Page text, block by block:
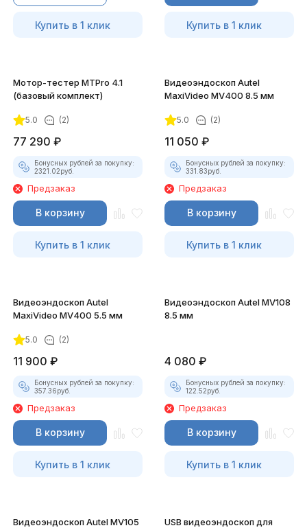
Купить в 1 клик Купить в 1 клик
Мотор-тестер MTPro 4.1
(базовый комплект)
5.0 (2)
77 290 ₽
Бонусных рублей за покупку:
2321.02руб.
Предзаказ
В корзину
Купить в 1 клик
Видеоэндоскоп Autel
MaxiVideo MV400 8.5 мм
5.0 (2)
11 050 ₽
Бонусных рублей за покупку:
331.83руб.
Предзаказ
В корзину
Купить в 1 клик
Видеоэндоскоп Autel
MaxiVideo MV400 5.5 мм
5.0 (2)
11 900 ₽
Бонусных рублей за покупку:
357.36руб.
Предзаказ
В корзину
Купить в 1 клик
Видеоэндоскоп Autel MV108
8.5 мм
4 080 ₽
Бонусных рублей за покупку:
122.52руб.
Предзаказ
В корзину
Купить в 1 клик
Видеоэндоскоп Autel MV105
USB видеоэндоскоп для